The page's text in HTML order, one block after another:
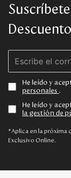
Unisex
Colecciones
Outlet
Disney
He leído y
personales .
He leído y
la gestión de
*Aplica en la próxima
Exclusivo Online.